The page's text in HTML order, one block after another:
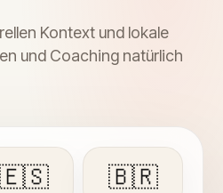
Kontext und lokale
und Coaching natürlich
🇪🇸 🇧🇷